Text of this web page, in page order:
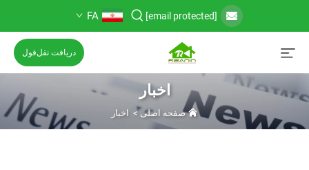
[email protected]
FA
دریافت نقل‌قول
اخبار
صفحه اصلی> اخبار